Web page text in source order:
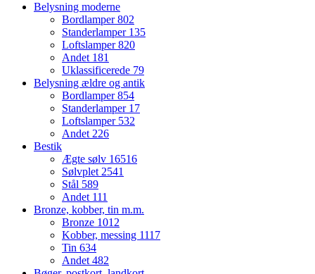
Belysning moderne
Bordlamper802
Standerlamper 135
Loftslamper820
Andet 181
Uklassificerede 79
Belysning ældre og antik
Bordlamper854
Standerlamper 17
Loftslamper 532
Andet226
Bestik
Ægte sølv 16516
Sølvplet2541
Stål 589
Andet 111
Bronze, kobber, tin m.m.
Bronze 1012
Kobber, messing 1117
Tin 634
Andet482